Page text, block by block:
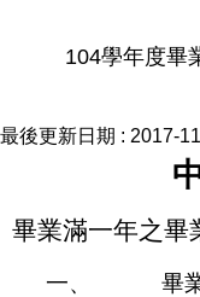
104學年度畢
最後更新日期 : 2017-
畢業滿一年之畢
一、 畢